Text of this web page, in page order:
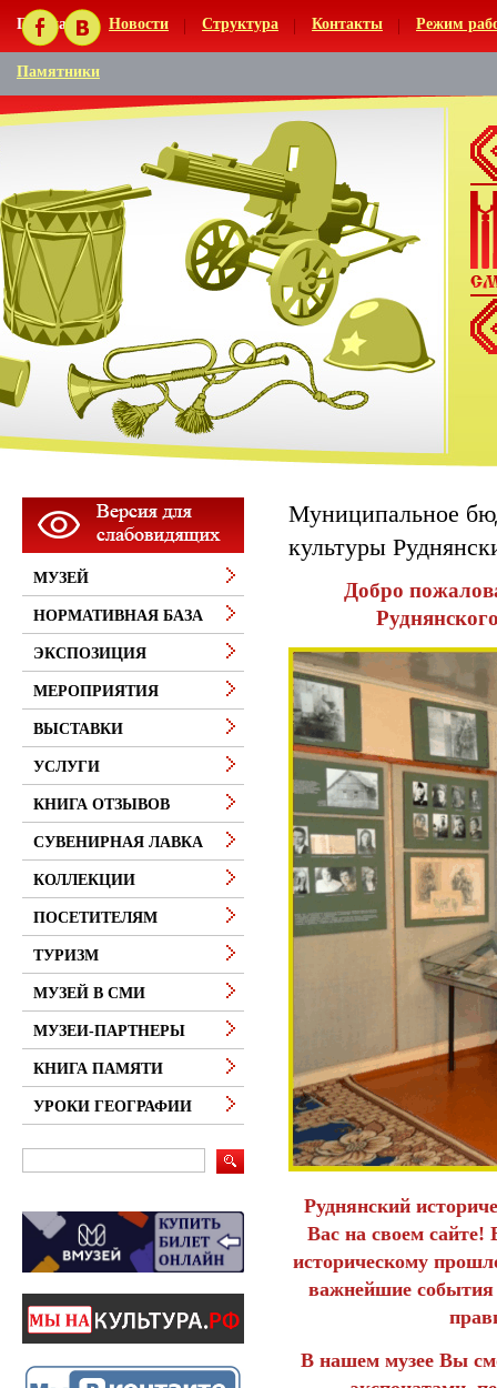
Главная Новости Структура Контакты Режим
Памятники
Муниципальное
культуры
Добро
Руднянский
Вас на своем сайте!
историческому
важнейшие события
В нашем музее Вы
МУЗЕЙ
НОРМАТИВНАЯ БАЗА
ЭКСПОЗИЦИЯ
МЕРОПРИЯТИЯ
ВЫСТАВКИ
УСЛУГИ
КНИГА ОТЗЫВОВ
СУВЕНИРНАЯ ЛАВКА
КОЛЛЕКЦИИ
ПОСЕТИТЕЛЯМ
ТУРИЗМ
МУЗЕЙ В СМИ
МУЗЕИ-ПАРТНЕРЫ
КНИГА ПАМЯТИ
УРОКИ ГЕОГРАФИИ